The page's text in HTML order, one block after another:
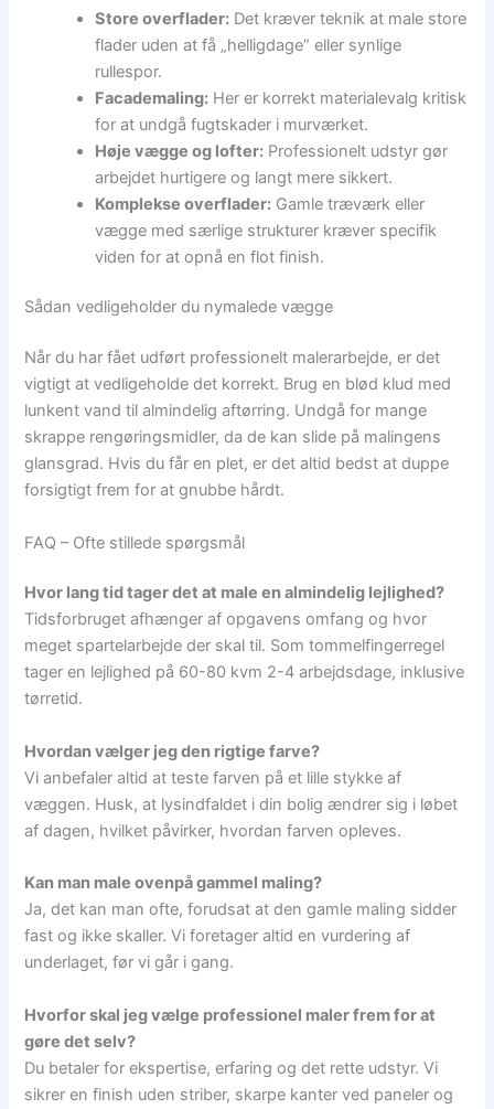
Store overflader: Det kræver teknik at male store
flader uden at få „helligdage” eller synlige
rullespor.
Facademaling: Her er korrekt materialevalg kritisk
for at undgå fugtskader i murværket.
Høje vægge og lofter: Professionelt udstyr gør
arbejdet hurtigere og langt mere sikkert.
Komplekse overflader: Gamle træværk eller
vægge med særlige strukturer kræver specifik
viden for at opnå en flot finish.
Sådan vedligeholder du nymalede vægge
Når du har fået udført professionelt malerarbejde, er det
vigtigt at vedligeholde det korrekt. Brug en blød klud med
lunkent vand til almindelig aftørring. Undgå for mange
skrappe rengøringsmidler, da de kan slide på malingens
glansgrad. Hvis du får en plet, er det altid bedst at duppe
forsigtigt frem for at gnubbe hårdt.
FAQ – Ofte stillede spørgsmål
Hvor lang tid tager det at male en almindelig lejlighed?
Tidsforbruget afhænger af opgavens omfang og hvor
meget spartelarbejde der skal til. Som tommelfingerregel
tager en lejlighed på 60-80 kvm 2-4 arbejdsdage, inklusive
tørretid.
Hvordan vælger jeg den rigtige farve?
Vi anbefaler altid at teste farven på et lille stykke af
væggen. Husk, at lysindfaldet i din bolig ændrer sig i løbet
af dagen, hvilket påvirker, hvordan farven opleves.
Kan man male ovenpå gammel maling?
Ja, det kan man ofte, forudsat at den gamle maling sidder
fast og ikke skaller. Vi foretager altid en vurdering af
underlaget, før vi går i gang.
Hvorfor skal jeg vælge professionel maler frem for at
gøre det selv?
Du betaler for ekspertise, erfaring og det rette udstyr. Vi
sikrer en finish uden striber, skarpe kanter ved paneler og